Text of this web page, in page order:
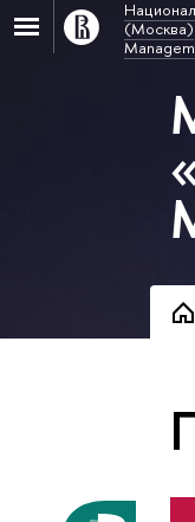
(Москва)